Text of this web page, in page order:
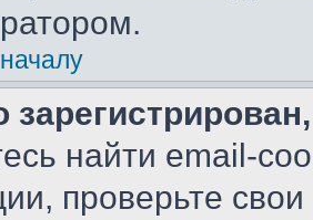
найти email-
проверьте